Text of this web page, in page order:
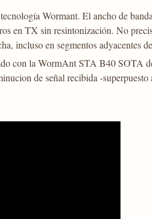
Wormant. El ancho de
en TX sin resintonización. No
incluso en segmentos adyacentes
con la WormAnt STA B40 SOTA
de señal recibida -